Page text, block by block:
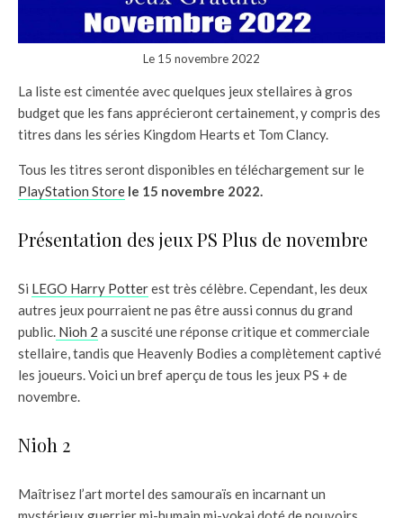
Le 15 novembre 2022
La liste est cimentée avec quelques jeux stellaires à gros
budget que les fans apprécieront certainement, y compris des
titres dans les séries Kingdom Hearts et Tom Clancy.
Tous les titres seront disponibles en téléchargement sur le
PlayStation Store le 15 novembre 2022.
Présentation des jeux PS Plus de novembre
Si LEGO Harry Potterest très célèbre. Cependant, les deux
autres jeux pourraient ne pas être aussi connus du grand
public. Nioh 2 a suscité une réponse critique et commerciale
stellaire, tandis que Heavenly Bodies a complètement captivé
les joueurs. Voici un bref aperçu de tous les jeux PS + de
novembre.
Nioh 2
Maîtrisez l’art mortel des samouraïs en incarnant un